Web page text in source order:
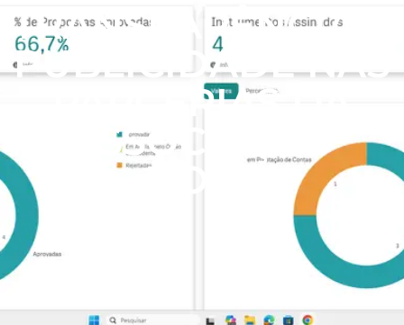
TRANSPARÊNCIA E
PUBLICIDADE NAS
PARCERIAS DA
ASSOCIAÇÃO
DOJO